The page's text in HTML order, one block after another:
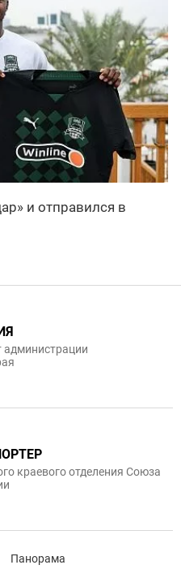
и отправился в
краевого отделения Союза
Панорама